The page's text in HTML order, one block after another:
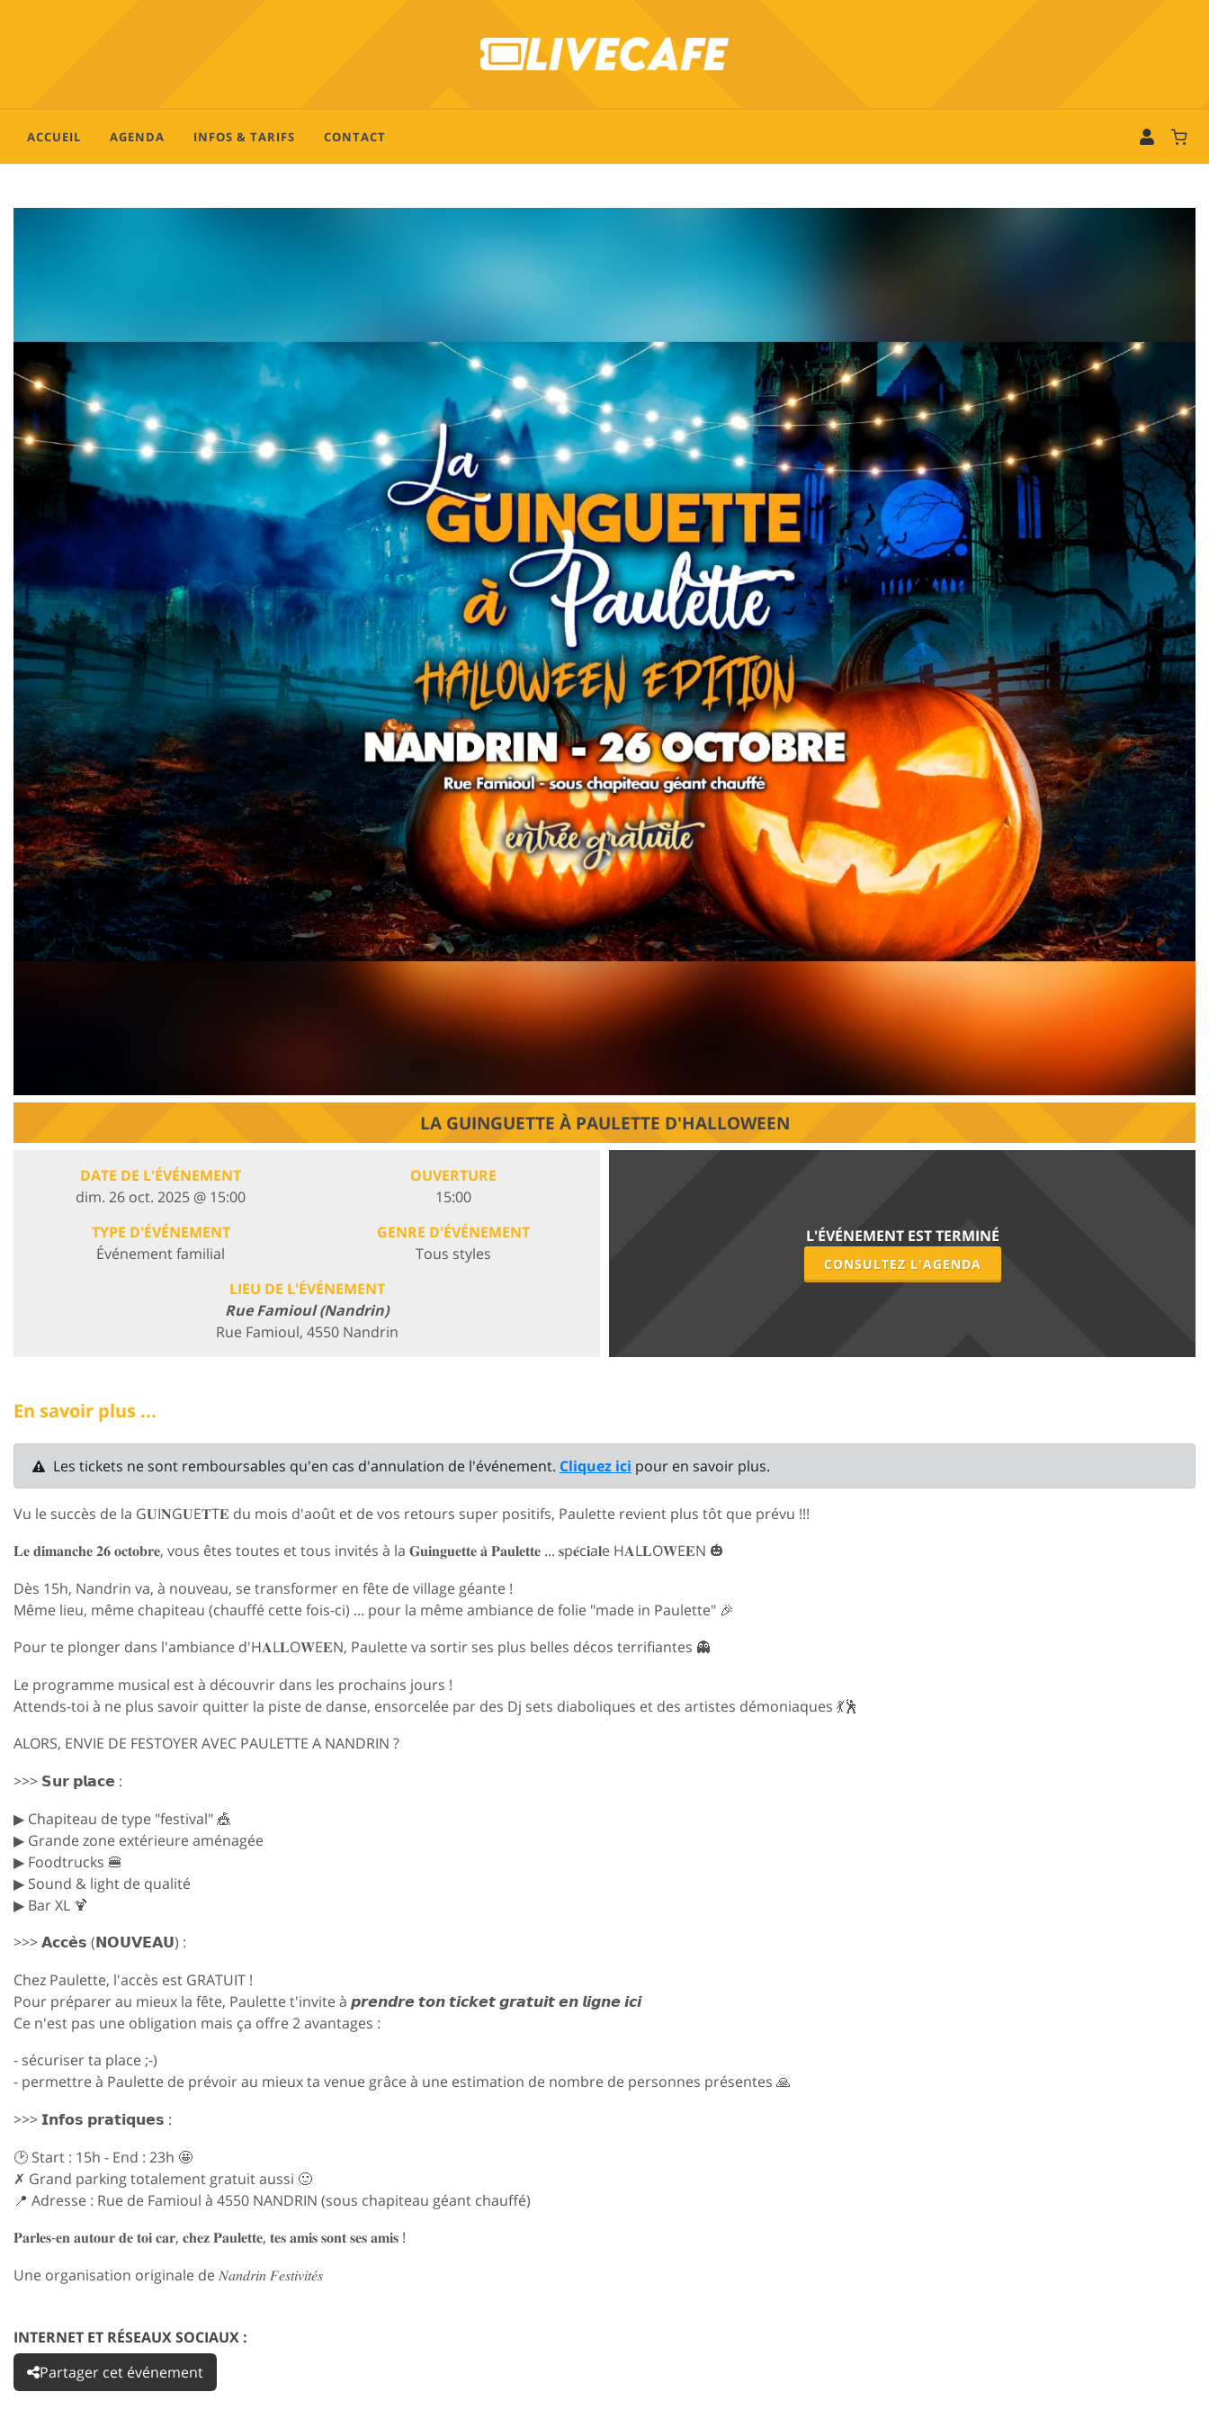
ACCUEIL AGENDA INFOS & TARIFS CONTACT
LA GUINGUETTE À PAULETTE D'HALLOWEEN
DATE DE L'ÉVÉNEMENT
dim. 26 oct. 2025 @ 15:00
OUVERTURE
15:00
TYPE D'ÉVÉNEMENT
Événement familial
GENRE D'ÉVÉNEMENT
Tous styles
LIEU DE L'ÉVÉNEMENT
Rue Famioul (Nandrin)
Rue Famioul, 4550 Nandrin
L'ÉVÉNEMENT EST TERMINÉ
CONSULTEZ L'AGENDA
En savoir plus ...
Les tickets ne sont remboursables qu'en cas d'annulation de l'événement. Cliquez ici pour en savoir plus.
Vu le succès de la G𝐔I𝐍G𝐔E𝐓T𝐄 du mois d'août et de vos retours super positifs, Paulette revient plus tôt que prévu !!!
𝐋𝐞 𝐝𝐢𝐦𝐚𝐧𝐜𝐡𝐞 𝟐𝟔 𝐨𝐜𝐭𝐨𝐛𝐫𝐞, vous êtes toutes et tous invités à la 𝐆𝐮𝐢𝐧𝐠𝐮𝐞𝐭𝐭𝐞 𝐚̀ 𝐏𝐚𝐮𝐥𝐞𝐭𝐭𝐞 ... 𝐬p𝐞́c𝐢a𝐥e H𝐀L𝐋O𝐖E𝐄N 🎃
Dès 15h, Nandrin va, à nouveau, se transformer en fête de village géante !
Même lieu, même chapiteau (chauffé cette fois-ci) ... pour la même ambiance de folie "made in Paulette" 🎉
Pour te plonger dans l'ambiance d'H𝐀L𝐋O𝐖E𝐄N, Paulette va sortir ses plus belles décos terrifiantes 👻
Le programme musical est à découvrir dans les prochains jours !
Attends-toi à ne plus savoir quitter la piste de danse, ensorcelée par des Dj sets diaboliques et des artistes démoniaques 💃🕺
ALORS, ENVIE DE FESTOYER AVEC PAULETTE A NANDRIN ?
>>> 𝗦𝘂𝗿 𝗽𝗹𝗮𝗰𝗲 :
▶ Chapiteau de type "festival" 🎪
▶ Grande zone extérieure aménagée
▶ Foodtrucks 🍔
▶ Sound & light de qualité
▶ Bar XL 🍹
>>> 𝗔𝗰𝗰𝗲̀𝘀 (𝗡𝗢𝗨𝗩𝗘𝗔𝗨) :
Chez Paulette, l'accès est GRATUIT !
Pour préparer au mieux la fête, Paulette t'invite à 𝙥𝙧𝙚𝙣𝙙𝙧𝙚 𝙩𝙤𝙣 𝙩𝙞𝙘𝙠𝙚𝙩 𝙜𝙧𝙖𝙩𝙪𝙞𝙩 𝙚𝙣 𝙡𝙞𝙜𝙣𝙚 𝙞𝙘𝙞
Ce n'est pas une obligation mais ça offre 2 avantages :
- sécuriser ta place ;-)
- permettre à Paulette de prévoir au mieux ta venue grâce à une estimation de nombre de personnes présentes 🙏
>>> 𝗜𝗻𝗳𝗼𝘀 𝗽𝗿𝗮𝘁𝗶𝗾𝘂𝗲𝘀 :
🕑 Start : 15h - End : 23h 🤩
✗ Grand parking totalement gratuit aussi 🙂
📍 Adresse : Rue de Famioul à 4550 NANDRIN (sous chapiteau géant chauffé)
𝐏𝐚𝐫𝐥𝐞𝐬-𝐞𝐧 𝐚𝐮𝐭𝐨𝐮𝐫 𝐝𝐞 𝐭𝐨𝐢 𝐜𝐚𝐫, 𝐜𝐡𝐞𝐳 𝐏𝐚𝐮𝐥𝐞𝐭𝐭𝐞, 𝐭𝐞𝐬 𝐚𝐦𝐢𝐬 𝐬𝐨𝐧𝐭 𝐬𝐞𝐬 𝐚𝐦𝐢𝐬 !
Une organisation originale de 𝑁𝑎𝑛𝑑𝑟𝑖𝑛 𝐹𝑒𝑠𝑡𝑖𝑣𝑖𝑡𝑒́𝑠
INTERNET ET RÉSEAUX SOCIAUX :
Partager cet événement